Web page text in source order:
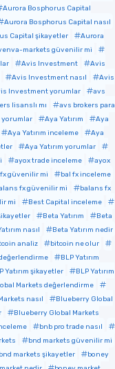
Aurora Bosphorus Capital
Aurora Bosphorus Capital nasıl
Capital şikayetler
Aurora
markets güvenilir mi
Avis Investment
Avis
Avis Investment nasıl
Avis
Investment yorumlar
avs
lisanslı mı
avs brokers para
yorumlar Aya Yatırım
Aya
Aya Yatırım inceleme
Aya
Aya Yatırım yorumlar
ayox trade inceleme
ayox
güvenilir mi
bal fx inceleme
fx güvenilir mi
balans fx
mi
Best Capital inceleme
Beta Yatırım
Beta
nasıl
Beta Yatırım nedir
analiz
bitcoin ne olur
değerlendirme
BLP Yatırım
Yatırım şikayetler
BLP Yatırım
Markets değerlendirme
nasıl
Blueberry Global
Blueberry Global Markets
bnb pro trade nasıl
bnd markets güvenilir mi
bnd markets şikayetler
boney